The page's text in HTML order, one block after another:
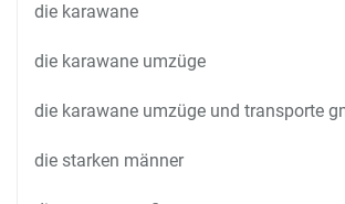
die karawane
die karawane umzüge
die karawane umzüge und transporte
die starken männer